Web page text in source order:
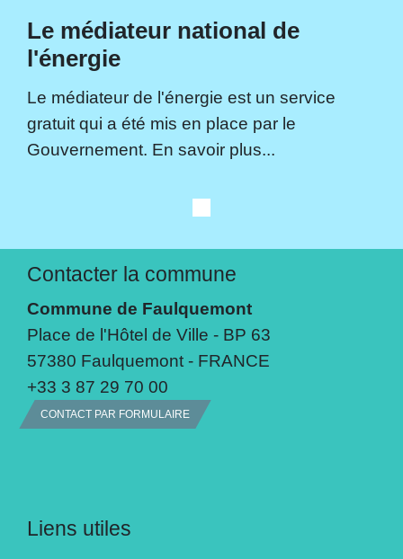
Le médiateur national de
l'énergie
Le médiateur de l'énergie est un service
gratuit qui a été mis en place par le
Gouvernement. En savoir plus...
Contacter la commune
Commune de Faulquemont
Place de l'Hôtel de Ville - BP 63
57380 Faulquemont - FRANCE
+33 3 87 29 70 00
CONTACT PAR FORMULAIRE
Liens utiles